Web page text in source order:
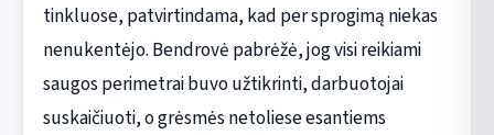
tinkluose, patvirtindama, kad per sprogimą niekas
nenukentėjo. Bendrovė pabrėžė, jog visi reikiami
saugos perimetrai buvo užtikrinti, darbuotojai
suskaičiuoti, o grėsmės netoliese esantiems